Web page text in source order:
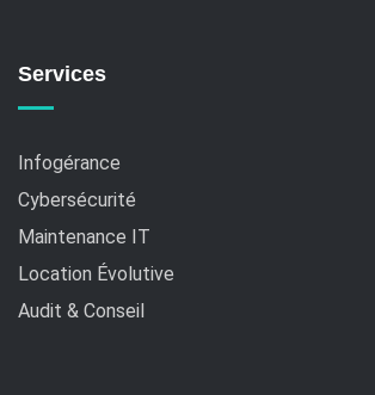
Services
Infogérance
Cybersécurité
Maintenance IT
Location Évolutive
Audit & Conseil